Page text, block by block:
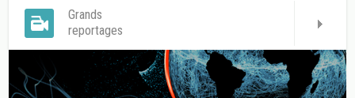
Grands
reportages